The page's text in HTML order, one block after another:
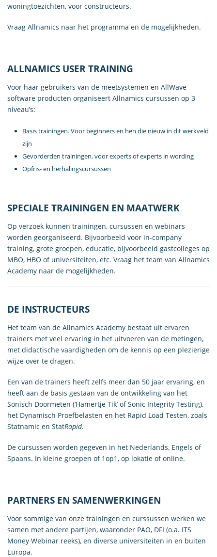
woningtoezichten, voor constructeurs.
Vraag Allnamics naar het programma en de mogelijkheden.
ALLNAMICS USER TRAINING
Voor haar gebruikers van de meetsystemen en AllWave
software producten organiseert Allnamics cursussen op 3
niveau’s:
Basis trainingen. Voor beginners en hen die nieuw in dit werkveld
zijn
Gevorderden trainingen, voor experts of experts in wording
Opfris- en herhalingscursussen
SPECIALE TRAININGEN EN MAATWERK
Op verzoek kunnen trainingen, cursussen en webinars
worden georganiseerd. Bijvoorbeeld voor in-company
training, grote groepen, educatie, bijvoorbeeld gastcolleges op
MBO, HBO of universiteiten, etc. Vraag het team van Allnamics
Academy naar de mogelijkheden.
DE INSTRUCTEURS
Het team van de Allnamics Academy bestaat uit ervaren
trainers met veel ervaring in het uitvoeren van de metingen,
met didactische vaardigheden om de kennis op een plezierige
wijze over te dragen.
Een van de trainers heeft zelfs meer dan 50 jaar ervaring, en
heeft aan de basis gestaan van de ontwikkeling van het
Sonisch Doormeten (‘Hamertje Tik’ of Sonic Integrity Testing),
het Dynamisch Proefbelasten en het Rapid Load Testen, zoals
Statnamic en StatRapid.
De cursussen worden gegeven in het Nederlands, Engels of
Spaans. In kleine groepen of 1op1, op lokatie of online.
PARTNERS EN SAMENWERKINGEN
Voor sommige van onze trainingen en curssussen werken we
samen met andere partijen, waaronder PAO, DFI (o.a. ITS
Money Webinar reeks), en diverse universiteiten in en buiten
Europa.